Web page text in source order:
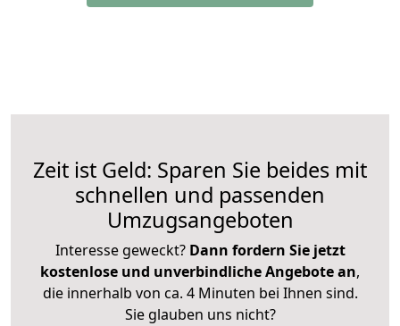
Zeit ist Geld: Sparen Sie beides mit
schnellen und passenden
Umzugsangeboten
Interesse geweckt? Dann fordern Sie jetzt
kostenlose und unverbindliche Angebote an,
die innerhalb von ca. 4 Minuten bei Ihnen sind.
Sie glauben uns nicht?